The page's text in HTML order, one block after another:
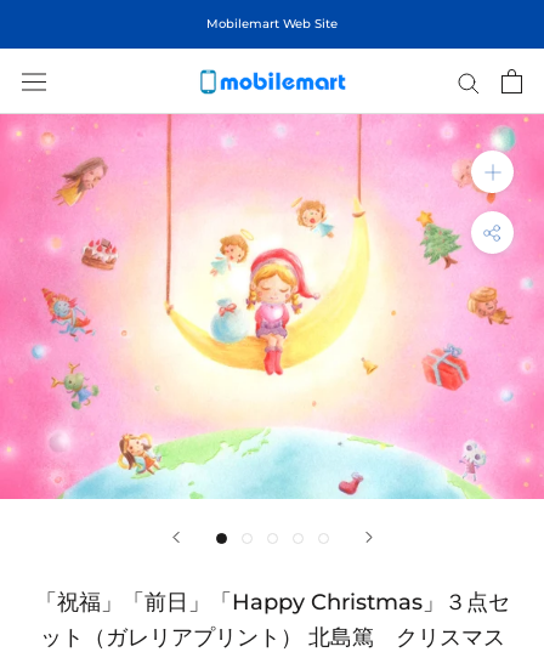
し
動
Mobilemart Web Site
「祝福」「前日」「Happy Christmas」３点セ
ット（ガレリアプリント） 北島篤 クリスマス